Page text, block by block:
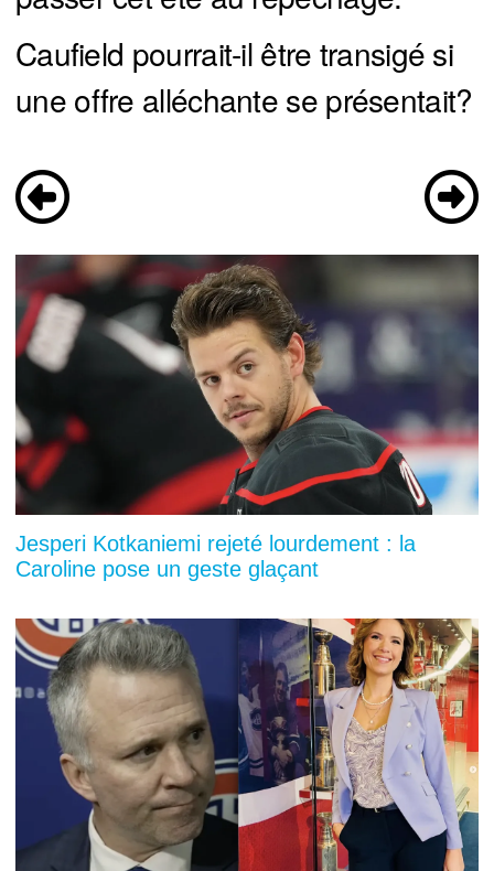
Caufield pourrait-il être transigé si
une offre alléchante se présentait?
Jesperi Kotkaniemi rejeté lourdement : la
Caroline pose un geste glaçant